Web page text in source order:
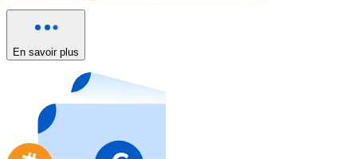
Acheter avec carte
Nouveau
Achetez des cartes-cadeaux de vos marques
Aller à la boutique de cartes-cadeaux
En savoir plus